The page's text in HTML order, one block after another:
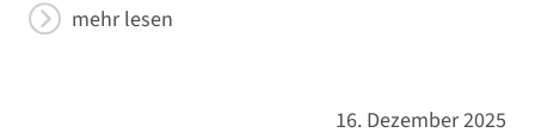
mehr lesen
16. Dezember 2025